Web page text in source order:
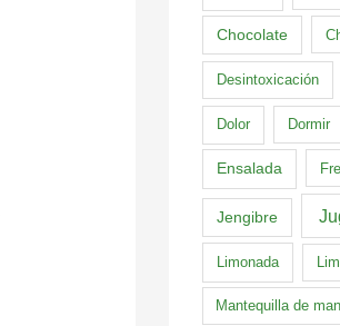
Chocolate
Desintoxicación
Dolor Dormir
Ensalada
Jengibre
Limonada
Mantequilla de